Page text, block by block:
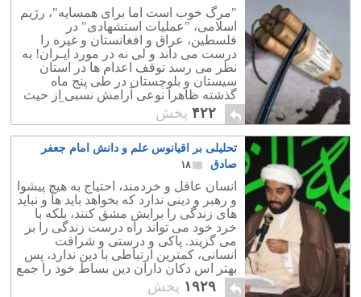
سه
۲
"مرگ خوب است اما برای همسایه"، رژیم
اسلامی، "عملیات استشهادی" در
فلسطین، عراق و افغانستان و غیره را
درست می داند و لی نه در مورد ایـران! به
نظر می رسد توقف اعدام ها در استان
سیستان و بلوچستان در طی پنج ماه
گذشته ظاهرا نوعی آرامش نسبی از حیث
اعدام و انتحار در منطقه را بوجود آورده
است.
۴۲۲ پخش
تحلیلی بر اقیانوس علم و دانش امام جعفر
صادق
۱۸
انسان عاقل و خردمند، احتیاج به هیچ پیشوا
و رهبر و دینی ندارد که بخواهد باید ها و نباید
های زندگی را برایش مشق کنند، بلکه با
خرد خود می تواند راه درست زندگی را بر
می گزیند. پاکی و درستی و شرافت
انسانی، کمترین ارتباطی با دین ندارد، پس
بهتر اس دکان داران دین بساط خود را جمع
کنند که خریداری نیست.
۱۹۲۹ پخش